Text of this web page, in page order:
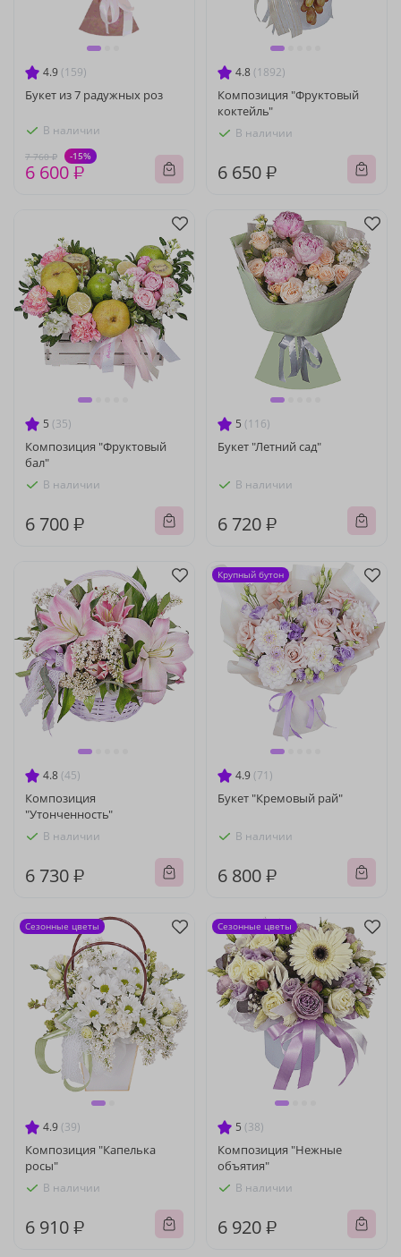
4.9 (159)
Букет из 7 радужных роз
В наличии
7 760 ₽ -15%
6 600 ₽
4.8 (1892)
Композиция "Фруктовый
коктейль"
В наличии
6 650 ₽
5 (35)
Композиция "Фруктовый
бал"
В наличии
6 700 ₽
5 (116)
Букет "Летний сад"
В наличии
6 720 ₽
4.8 (45)
Композиция
"Утонченность"
В наличии
6 730 ₽
4.9 (71)
Букет "Кремовый рай"
В наличии
6 800 ₽
Крупный бутон
4.9 (39)
Композиция "Капелька
росы"
В наличии
6 910 ₽
Сезонные цветы
5 (38)
Композиция "Нежные
объятия"
В наличии
6 920 ₽
Сезонные цветы